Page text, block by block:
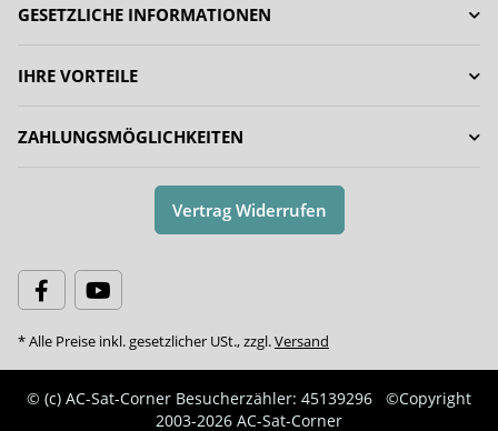
GESETZLICHE INFORMATIONEN
IHRE VORTEILE
ZAHLUNGSMÖGLICHKEITEN
Vertrag Widerrufen
* Alle Preise inkl. gesetzlicher USt., zzgl.Versand
© (c) AC-Sat-Corner Besucherzähler: 45139296
©Copyright
2003-2026 AC-Sat-Corner